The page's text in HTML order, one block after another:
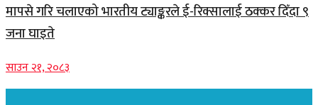
मापसे गरि चलाएको भारतीय ट्याङ्करले ई-रिक्सालाई ठक्कर दिँदा ९
जना घाइते
साउन २१, २०८३